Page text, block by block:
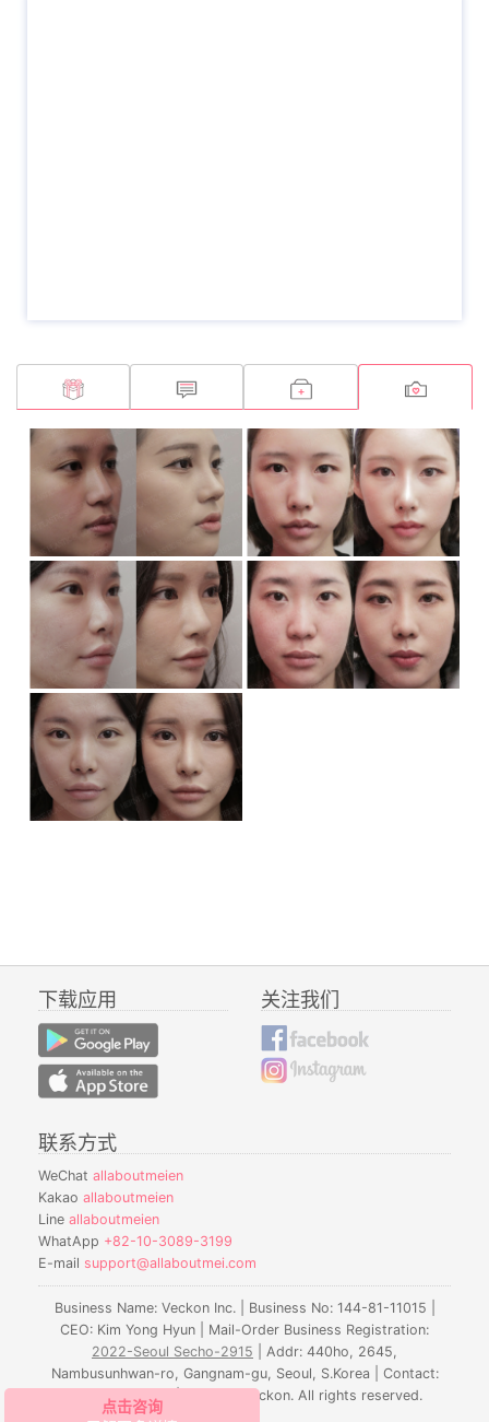
隆鼻 隆鼻
隆鼻
下载应用 关注我们
联系方式
WeChat allaboutmeien
Kakao allaboutmeien
Line allaboutmeien
WhatApp +82-10-3089-3199
E-mail support@allaboutmei.com
Business Name: Veckon Inc. | Business No: 144-81-11015 |
CEO: Kim Yong Hyun | Mail-Order Business Registration:
2022-Seoul Secho-2915 | Addr: 440ho, 2645,
Nambusunhwan-ro, Gangnam-gu, Seoul, S.Korea | Contact:
010-3089-3199 | © 2016. Veckon. All rights reserved.
HERNE 医院